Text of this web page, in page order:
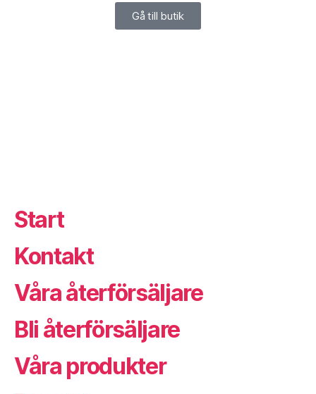
Gå till butik
Start
Kontakt
Våra återförsäljare
Bli återförsäljare
Våra produkter